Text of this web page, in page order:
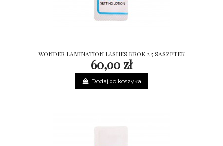
WONDER LAMINATION LASHES KROK 2 5 SASZETEK
60,00 zł
Dodaj do koszyka